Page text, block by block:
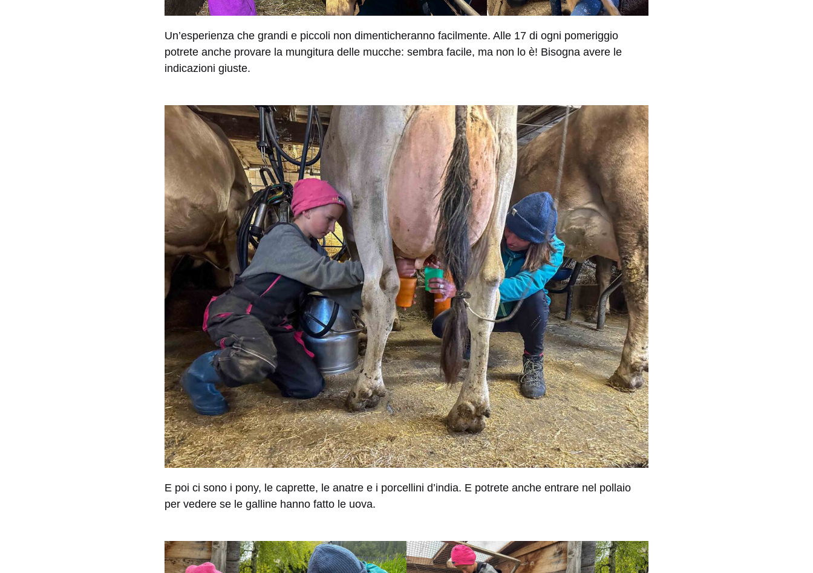
Un’esperienza che grandi e piccoli non dimenticheranno facilmente. Alle 17 di ogni pomeriggio
potrete anche provare la mungitura delle mucche: sembra facile, ma non lo è! Bisogna avere le
indicazioni giuste.
E poi ci sono i pony, le caprette, le anatre e i porcellini d’india. E potrete anche entrare nel pollaio
per vedere se le galline hanno fatto le uova.